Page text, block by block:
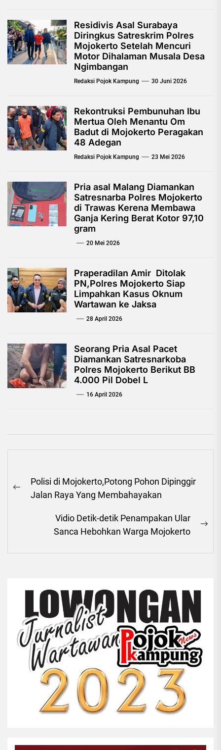
Residivis Asal Surabaya
Diringkus Satreskrim Polres
Mojokerto Setelah Mencuri
Motor Dihalaman Musala Desa
Ngimbangan
Redaksi Pojok Kampung 30 Juni 2026
Rekontruksi Pembunuhan Ibu
Mertua Oleh Menantu Om
Badut di Mojokerto Peragakan
48 Adegan
Redaksi Pojok Kampung 23 Mei 2026
Pria asal Malang Diamankan
Satresnarba Polres Mojokerto
di Trawas Kerena Membawa
Ganja Kering Berat Kotor 97,10
gram
20 Mei 2026
Praperadilan Amir Ditolak
PN,Polres Mojokerto Siap
Limpahkan Kasus Oknum
Wartawan ke Jaksa
28 April 2026
Seorang Pria Asal Pacet
Diamankan Satresnarkoba
Polres Mojokerto Berikut BB
4.000 Pil Dobel L
16 April 2026
pos
Previous
Polisi di Mojokerto,Potong Pohon Dipinggir
Jalan Raya Yang Membahayakan
Vidio Detik-detik Penampakan Ular
Sanca Hebohkan Warga Mojokerto